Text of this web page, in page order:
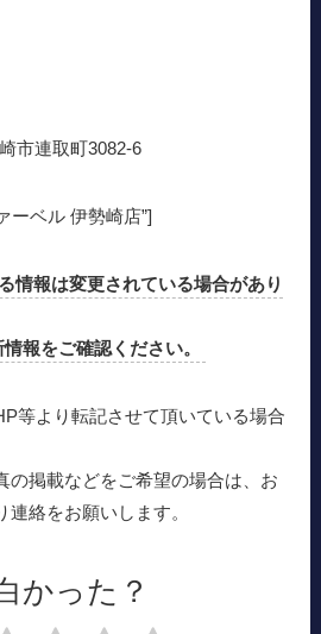
市連取町3082-6
ーベル 伊勢崎店”]
情報は変更されている場合があり
報をご確認ください。
等より転記させて頂いている場合
掲載などをご希望の場合は、お
絡をお願いします。
かった？